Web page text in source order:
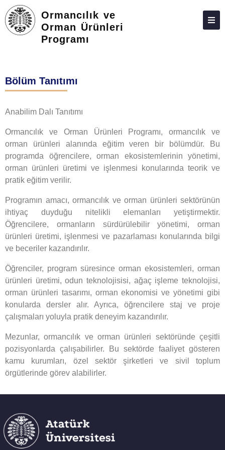
Ormancılık ve
Orman Ürünleri
Programı
HAKKIMIZDA
LISANSÜSTÜ
ADAY ÖĞRENCILER
İLETIŞIM
Bölüm Tanıtımı
Anabilim Dalı Tanıtımı
Ormancılık ve Orman Ürünleri Programı, ormancılık ve
orman ürünleri alanında eğitim veren bir bölümdür. Bu
programda öğrencilere, orman ekosistemlerinin yönetimi,
orman ürünleri üretimi ve işlenmesi konularında teorik ve
pratik eğitim verilir.
Programın amacı, ormancılık ve orman ürünleri sektörünün
ihtiyaç duyduğu nitelikli elemanları yetiştirmektir.
Öğrencilere, ormanların sürdürülebilir yönetimi, orman
ürünleri üretimi, işlenmesi ve pazarlaması konularında bilgi
ve beceriler kazandırılır.
Öğrenciler, program süresince orman ekosistemleri, orman
ürünleri üretimi, odun teknolojisisi, ağaç işleme teknolojisi,
orman ürünleri tasarımı, orman ekonomisi ve yönetimi gibi
konularda dersler alır. Ayrıca, öğrencilere staj ve proje
çalışmaları yoluyla pratik deneyim kazandırılır.
Mezunlar, ormancılık ve orman ürünleri sektöründe çeşitli
pozisyonlarda çalışabilirler. Bu sektörde faaliyet gösteren
kamu kurumları, özel sektör şirketleri ve sivil toplum
örgütlerinde görev alabilirler.